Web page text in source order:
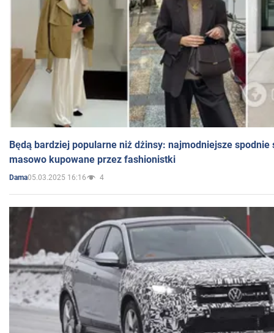
Będą bardziej popularne niż dżinsy: najmodniejsze spodnie
masowo kupowane przez fashionistki
Dama05.03.2025 16:16 4